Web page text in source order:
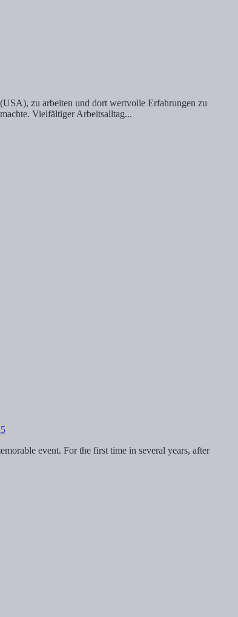
zu arbeiten und dort wertvolle Erfahrungen zu
Vielfältiger Arbeitsalltag...
event. For the first time in several years, after